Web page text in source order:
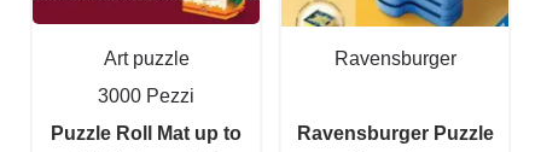
Art puzzle
3000 Pezzi
Puzzle Roll Mat up to
Ravensburger
Ravensburger Puzzle